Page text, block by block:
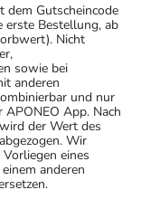
dem Gutscheincode
erste Bestellung, ab
Nicht
sowie bei
anderen
und nur
App. Nach
der Wert des
Wir
eines
anderen